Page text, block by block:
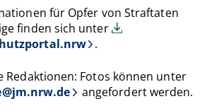
für Opfer von Straftaten
finden sich unter
.
Redaktionen: Fotos können unter
angefordert werden.